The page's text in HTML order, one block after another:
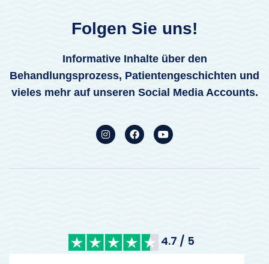
Folgen Sie uns!
Informative Inhalte über den
Behandlungsprozess, Patientengeschichten und
vieles mehr auf unseren Social Media Accounts.
4.7 / 5